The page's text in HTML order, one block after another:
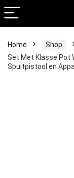
Home Shop
Set Met Klasse Pot
Spuitpistool en